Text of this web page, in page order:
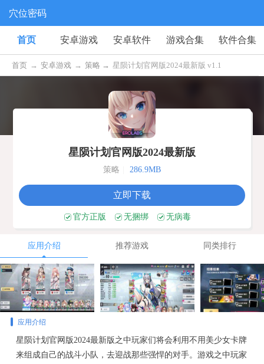
穴位密码
首页 安卓游戏 安卓软件 游戏合集 软件合集
首页 → 安卓游戏 → 策略 → 星陨计划官网版2024最新版 v1.1
星陨计划官网版2024最新版
策略 286.9MB
立即下载
官方正版 无捆绑 无病毒
应用介绍 推荐游戏 同类排行
应用介绍
星陨计划官网版2024最新版之中玩家们将会利用不用美少女卡牌
来组成自己的战斗小队，去迎战那些强悍的对手。游戏之中玩家